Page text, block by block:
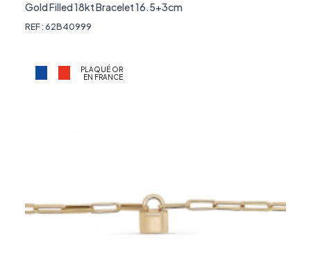
Gold Filled 18kt Bracelet 16.5+3cm
REF : 62B40999
PLAQUÉ OR
EN FRANCE